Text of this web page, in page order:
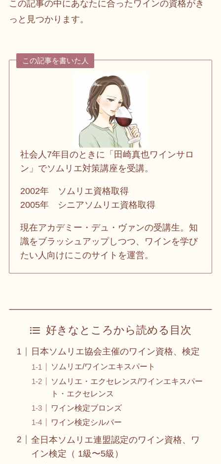
この記事の中にあなたに合ったワインの資格がき
っと見つかります。
この記事を書いた人
社会人7年目のときに「田崎真也ワインサロ
ン」でソムリエ対策講座を受講。
2002年 ソムリエ資格取得
2005年 シニアソムリエ資格取得
現在アカデミー・デュ・ヴァンの受講生。知
識をブラッシュアップしつつ、ワインを学び
たい人向けにこのサイトを運営。
好きなところから読める目次
日本ソムリエ協会主催のワイン資格、検定
ソムリエ/ワインエキスパート
ソムリエ・エクセレンス/ワインエキスパー
ト・エクセレンス
ワイン検定ブロンズ
ワイン検定シルバー
全日本ソムリエ連盟認定のワイン資格、ワ
イン検定（ 1級〜5級）